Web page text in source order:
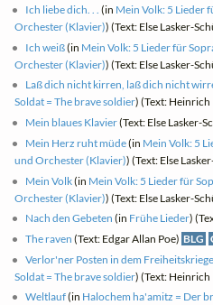
Ich liebe dich. . . (in Mein Volk: 5 Lieder
Orchester (Klavier)) (Text: Else Lasker-
Ich weiß(in Mein Volk: 5 Lieder für
Orchester (Klavier)) (Text: Else Lasker-
Laß dich nicht kirren, laß dich nicht
Soldat = The brave soldier) (Text: Heinrich
Mein blaues Klavier(Text: Else Lasker-
Mein Herz ruht müde(in Mein Volk: 5
und Orchester (Klavier)) (Text: Else
Mein Volk(in Mein Volk: 5 Lieder für
Orchester (Klavier)) (Text: Else Lasker-
Nach den Gebeten (in Frühe Lieder)
The raven (Text: Edgar Allan Poe) BLG
Verlor'ner Posten in dem Freiheitskriege
Soldat = The brave soldier) (Text: Heinrich
Weltlauf(in Halochem ha'amitz = Der